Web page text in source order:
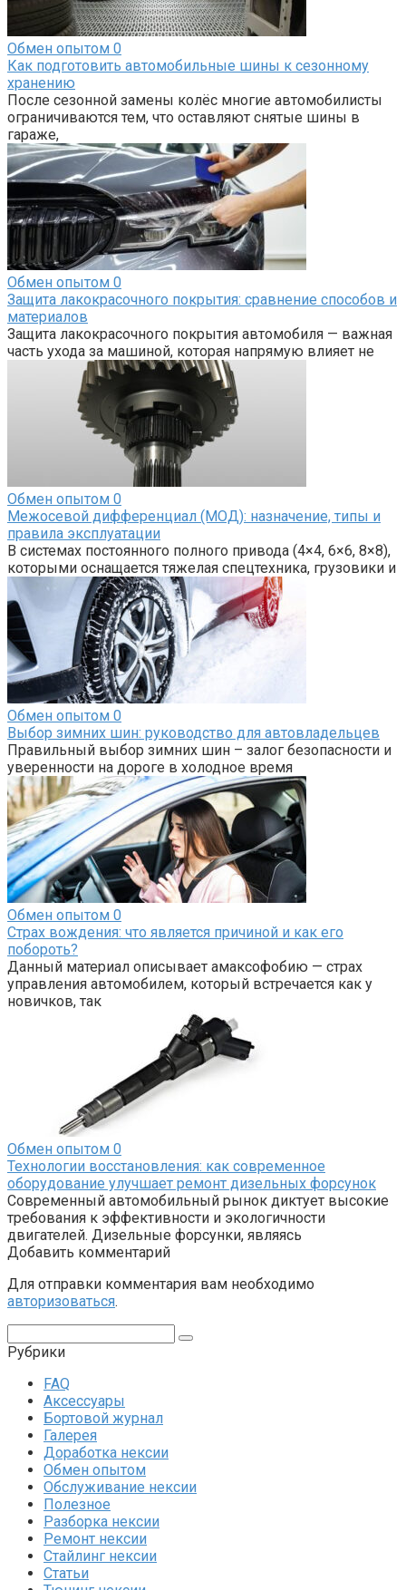
Обмен опытом 0
Как подготовить автомобильные шины к сезонному
хранению
После сезонной замены колёс многие автомобилисты
ограничиваются тем, что оставляют снятые шины в
гараже,
Обмен опытом 0
Защита лакокрасочного покрытия: сравнение способов и
материалов
Защита лакокрасочного покрытия автомобиля — важная
часть ухода за машиной, которая напрямую влияет не
Обмен опытом 0
Межосевой дифференциал (МОД): назначение, типы и
правила эксплуатации
В системах постоянного полного привода (4×4, 6×6, 8×8),
которыми оснащается тяжелая спецтехника, грузовики и
Обмен опытом 0
Выбор зимних шин: руководство для автовладельцев
Правильный выбор зимних шин – залог безопасности и
уверенности на дороге в холодное время
Обмен опытом 0
Страх вождения: что является причиной и как его
побороть?
Данный материал описывает амаксофобию — страх
управления автомобилем, который встречается как у
новичков, так
Обмен опытом 0
Технологии восстановления: как современное
оборудование улучшает ремонт дизельных форсунок
Современный автомобильный рынок диктует высокие
требования к эффективности и экологичности
двигателей. Дизельные форсунки, являясь
Добавить комментарий
Для отправки комментария вам необходимо
авторизоваться.
Рубрики
FAQ
Аксессуары
Бортовой журнал
Галерея
Доработка нексии
Обмен опытом
Обслуживание нексии
Полезное
Разборка нексии
Ремонт нексии
Стайлинг нексии
Статьи